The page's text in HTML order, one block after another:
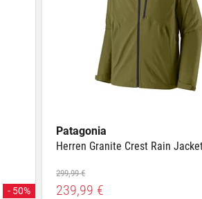
- 50%
Patagonia
Herren Granite Crest Rain
299,99 €
239,99 €